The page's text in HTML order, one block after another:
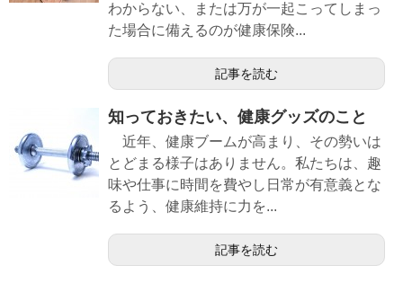
わからない、または万が一起こってしまっ
た場合に備えるのが健康保険...
記事を読む
知っておきたい、健康グッズのこと
近年、健康ブームが高まり、その勢いは
とどまる様子はありません。私たちは、趣
味や仕事に時間を費やし日常が有意義とな
るよう、健康維持に力を...
記事を読む